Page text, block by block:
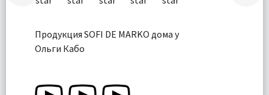
Продукция SOFI DE MARKO дома у
Ольги Кабо